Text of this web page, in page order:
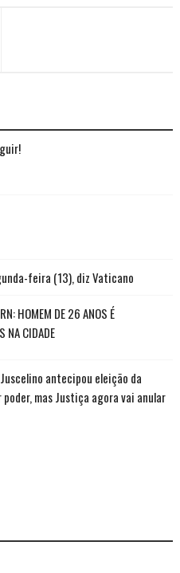
feira (13), diz Vaticano
HOMEM DE 26 ANOS É
NA CIDADE
antecipou eleição da
mas Justiça agora vai anular